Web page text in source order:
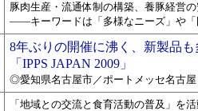
豚肉生産・流通体制の構築、養豚経営
――キーワードは「多様なニーズ」や「
8年ぶりの開催に沸く、新製品
「IPPS JAPAN 2009」
◎愛知県名古屋市／ポートメッセ名古屋
「地域との交流と食育活動の普及」を